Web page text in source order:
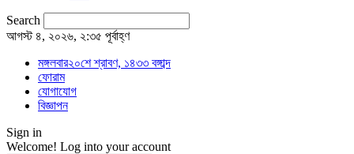
Search
আগস্ট ৪, ২০২৬, ২:৩৫ পূর্বাহ্ণ
মঙ্গলবার২০শে শ্রাবণ, ১৪৩৩ বঙ্গাব্দ
ফোরাম
যোগাযোগ
বিজ্ঞাপন
Sign in
Welcome! Log into your account